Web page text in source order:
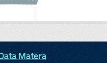
Matera